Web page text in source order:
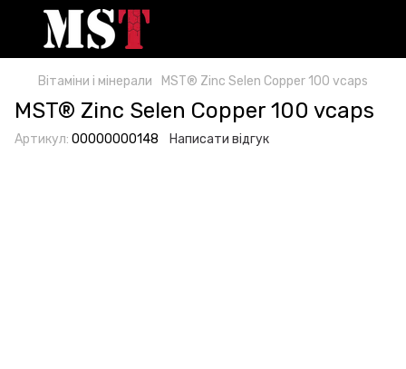
Вітаміни і мінерали MST® Zinc Selen Copper 100 vcaps
MST® Zinc Selen Copper 100 vcaps
Артикул: 00000000148 Написати відгук